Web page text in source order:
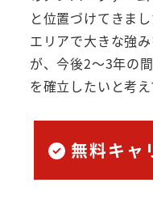
と位置づけてきま
エリアで大きな強
が、今後2～3年の
を確立したいと考え
無料キャ